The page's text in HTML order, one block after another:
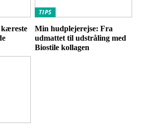
TIPS
Min hudplejerejse: Fra
udmattet til udstråling med
Biostile kollagen